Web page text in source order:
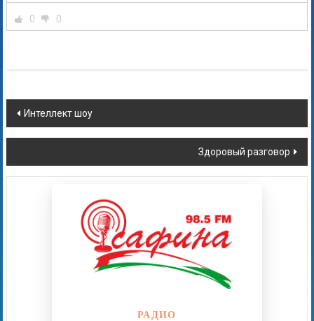
0 0
Интеллект шоу
Здоровый разговор
РАДИО